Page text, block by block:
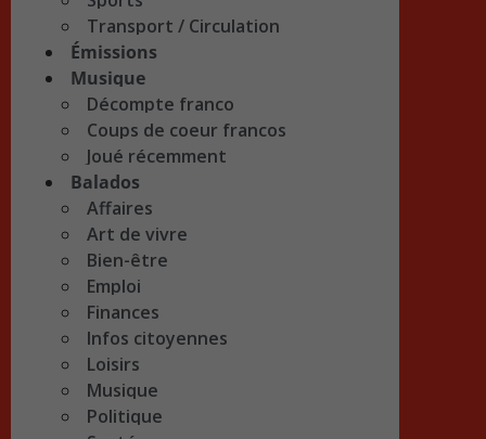
Transport / Circulation
Émissions
Musique
Décompte franco
Coups de coeur francos
Joué récemment
Balados
Affaires
Art de vivre
Bien-être
Emploi
Finances
Infos citoyennes
Loisirs
Musique
Politique